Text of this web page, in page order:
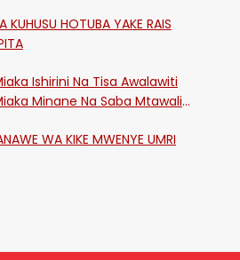
YAKE RAIS
Ishirini Na Tisa Awalawiti
Minane Na Saba Mtawalia
WA KIKE MWENYE UMRI